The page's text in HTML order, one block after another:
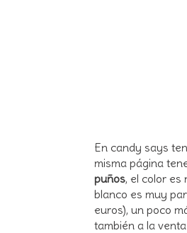
En candy says
misma página
puños, el color es
blanco es muy
euros), un poco
también a la